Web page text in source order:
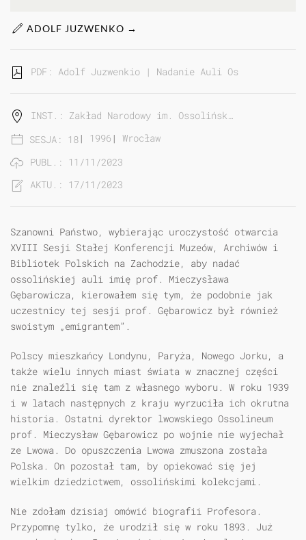
Szanowni Państwo, wybierając uroczystość otwarcia
XVIII Sesji Stałej Konferencji Muzeów, Archiwów i
Bibliotek Polskich na Zachodzie, aby nadać
ossolińskiej auli imię prof. Mieczysława
Gębarowicza, kierowałem się tym, że podobnie jak
uczestnicy tej sesji prof. Gębarowicz był również
swoistym „emigrantem”.
Polscy mieszkańcy Londynu, Paryża, Nowego Jorku, a
także wielu innych miast świata w znacznej części
nie znaleźli się tam z własnego wyboru. W roku 1939
i w latach następnych z kraju wyrzuciła ich okrutna
historia. Ostatni dyrektor lwowskiego Ossolineum
prof. Mieczysław Gębarowicz po wojnie nie wyjechał
ze Lwowa. Do opuszczenia Lwowa zmuszona została
Polska. On pozostał tam, by opiekować się jej
wielkim dziedzictwem, ossolińskimi kolekcjami.
Nie zdołam dzisiaj omówić biografii Profesora.
Przypomnę tylko, że urodził się w roku 1893. Już
ADOLF JUZWENKO →
PDF: Adolf Juzwenkio | Nadanie Auli Ossolińskiej
INST.: Zakład Narodowy im. Ossolińsk…
SESJA: 18| 1996 | Wrocław
PUBL.: 11/11/2023
AKTU.: 17/11/2023